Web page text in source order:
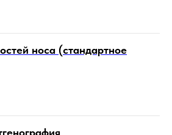
носа (стандартное